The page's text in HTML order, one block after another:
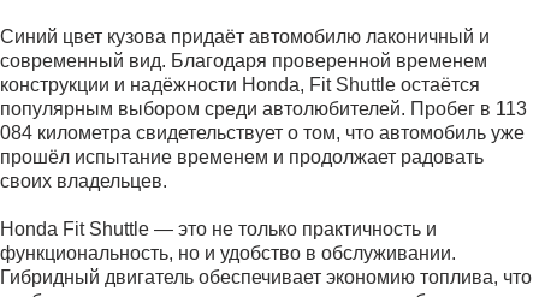
Синий цвет кузова придаёт автомобилю лаконичный и
современный вид. Благодаря проверенной временем
конструкции и надёжности Honda, Fit Shuttle остаётся
популярным выбором среди автолюбителей. Пробег в 113
084 километра свидетельствует о том, что автомобиль уже
прошёл испытание временем и продолжает радовать
своих владельцев.
Honda Fit Shuttle — это не только практичность и
функциональность, но и удобство в обслуживании.
Гибридный двигатель обеспечивает экономию топлива, что